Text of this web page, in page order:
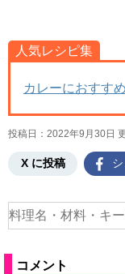
人気レシピ集
カレーにおすす
投稿日：2022年9月30日
X に投稿
コメント